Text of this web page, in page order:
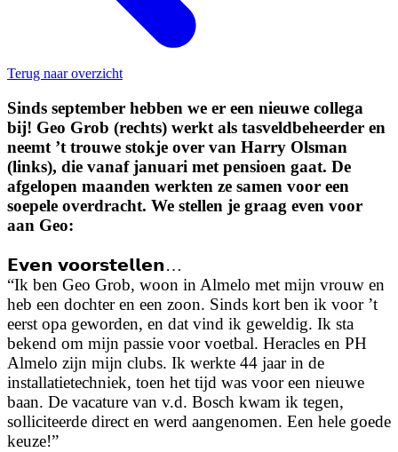
Terug naar overzicht
Sinds september hebben we er een nieuwe collega
bij! Geo Grob (rechts) werkt als tasveldbeheerder en
neemt ’t trouwe stokje over van Harry Olsman
(links), die vanaf januari met pensioen gaat. De
afgelopen maanden werkten ze samen voor een
soepele overdracht. We stellen je graag even voor
aan Geo:
𝗘𝘃𝗲𝗻 𝘃𝗼𝗼𝗿𝘀𝘁𝗲𝗹𝗹𝗲𝗻…
“Ik ben Geo Grob, woon in Almelo met mijn vrouw en
heb een dochter en een zoon. Sinds kort ben ik voor ’t
eerst opa geworden, en dat vind ik geweldig. Ik sta
bekend om mijn passie voor voetbal. Heracles en PH
Almelo zijn mijn clubs. Ik werkte 44 jaar in de
installatietechniek, toen het tijd was voor een nieuwe
baan. De vacature van v.d. Bosch kwam ik tegen,
solliciteerde direct en werd aangenomen. Een hele goede
keuze!”